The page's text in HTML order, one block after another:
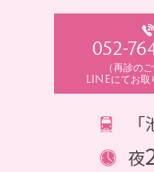
052-
（再診の
LINEにてお取
夜